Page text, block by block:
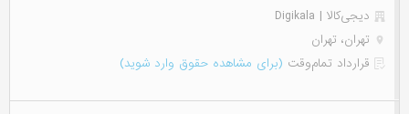
دیجی‌‌کالا | Digikala
تهران، تهران
قرارداد تمام‌وقت (برای مشاهده حقوق وارد شوید)